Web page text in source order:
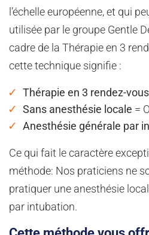
l’échelle européenne, et qui
utilisée par le groupe Gentle
cadre de la Thérapie en 3
cette technique signifie :
Thérapie en 3 rendez-vous
Sans anesthésie locale =
Anesthésie générale par
Ce qui fait le caractère
méthode: Nos praticiens ne
pratiquer une anesthésie
par intubation.